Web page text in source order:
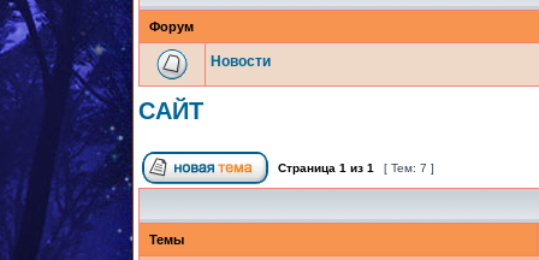
Форум
Новости
САЙТ
Страница 1 из 1 [ Тем: 7 ]
Темы